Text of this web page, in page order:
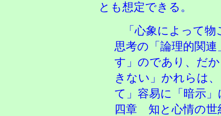
とも想定できる。
「心象によって物
思考の「論理的関
す」のであり、だ
きない」かれらは
て」容易に「暗示
四章 知と心情の世